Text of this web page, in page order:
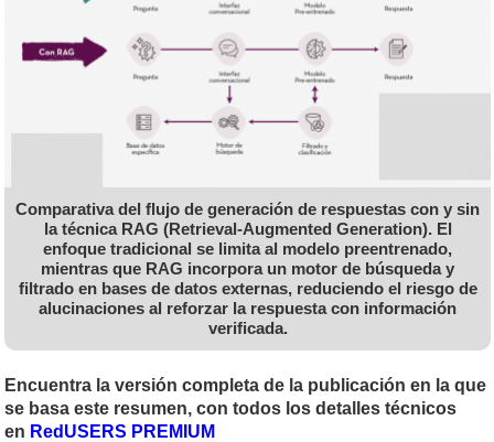
Comparativa del flujo de generación de respuestas con y sin
la técnica RAG (Retrieval-Augmented Generation). El
enfoque tradicional se limita al modelo preentrenado,
mientras que RAG incorpora un motor de búsqueda y
filtrado en bases de datos externas, reduciendo el riesgo de
alucinaciones al reforzar la respuesta con información
verificada.
Encuentra la versión completa de la publicación en la que
se basa este resumen, con todos los detalles técnicos
en RedUSERS PREMIUM